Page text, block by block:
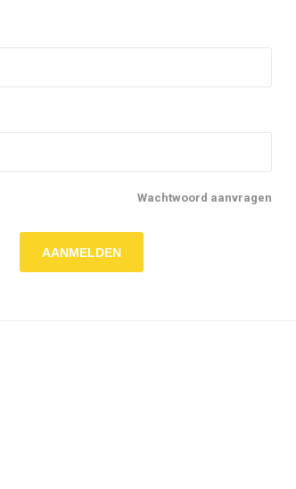
Wachtwoord aanvragen
AANMELDEN